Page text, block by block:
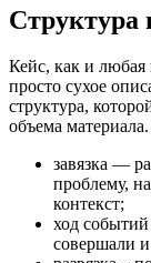
Структура
Кейс, как и любая
просто сухое
структура,
объема материала.
завязка —
проблему,
контекст;
ход
совершали